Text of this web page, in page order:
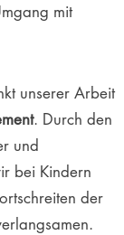
mit
unserer Arbeit
. Durch den
und
bei Kindern
der